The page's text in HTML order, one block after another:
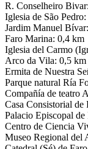
R. Conselheiro
Iglesia de São
Jardim Manuel
Faro Marina: 0,4 km
Iglesia del Carmo
Arco da Vila: 0,5 km
Ermita de Nuestra
Parque natural Ría
Compañía de teatro
Casa Consistorial de
Palacio Episcopal
Centro de Ciencia
Museo Regional del